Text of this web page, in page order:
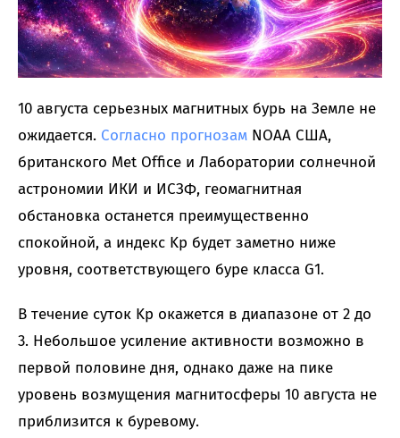
10 августа серьезных магнитных бурь на Земле не
ожидается. Согласно прогнозам NOAA США,
британского Met Office и Лаборатории солнечной
астрономии ИКИ и ИСЗФ, геомагнитная
обстановка останется преимущественно
спокойной, а индекс Kp будет заметно ниже
уровня, соответствующего буре класса G1.
В течение суток Kp окажется в диапазоне от 2 до
3. Небольшое усиление активности возможно в
первой половине дня, однако даже на пике
уровень возмущения магнитосферы 10 августа не
приблизится к буревому.